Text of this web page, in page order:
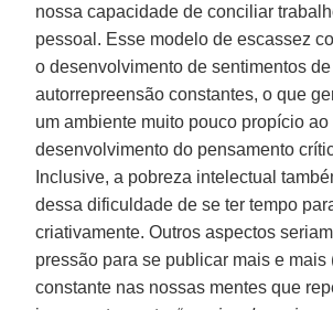
nossa capacidade de conciliar
pessoal. Esse modelo de escassez
o desenvolvimento de sentimentos
autorrepreensão constantes, o que
um ambiente muito pouco propício ao
desenvolvimento do pensamento
Inclusive, a pobreza intelectual
dessa dificuldade de se ter tempo
criativamente. Outros aspectos
pressão para se publicar mais e mais
constante nas nossas mentes que